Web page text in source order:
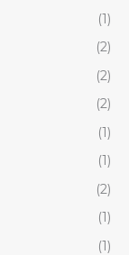
(1)
(2)
(2)
(2)
(1)
(1)
(2)
(1)
(1)